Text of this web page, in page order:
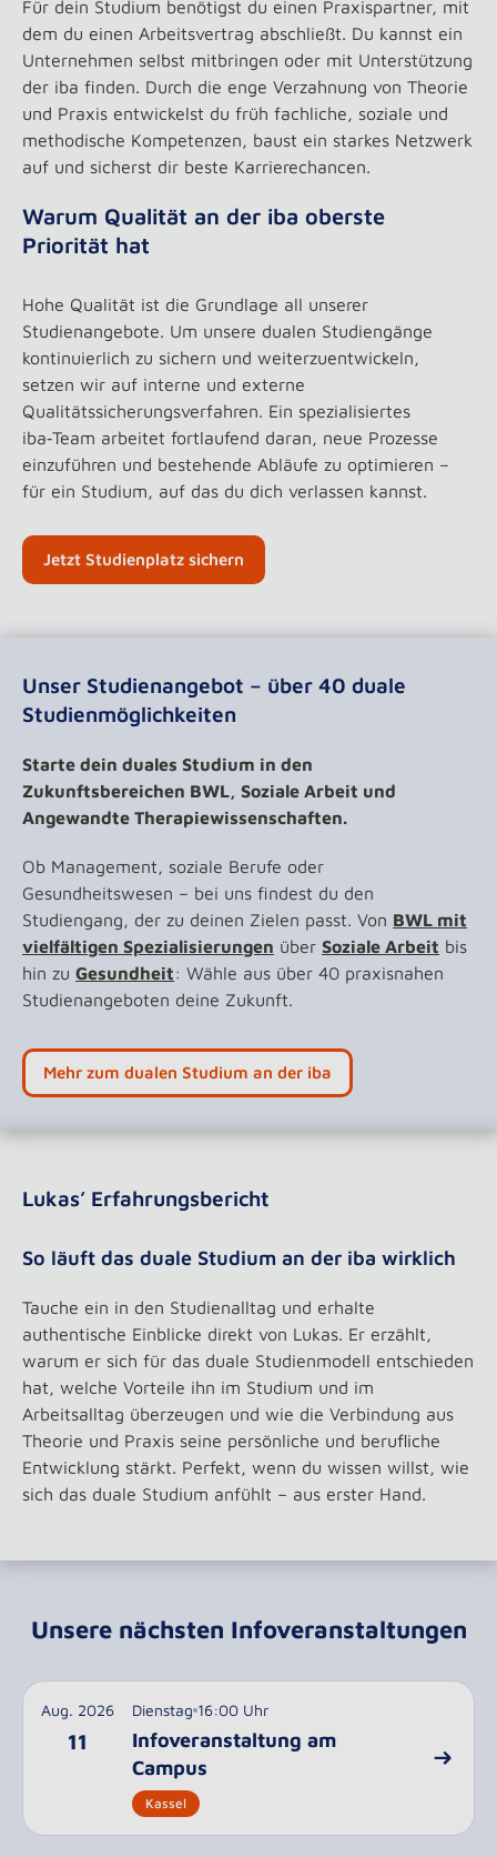
Für dein Studium benötigst du einen Praxispartner, mit
dem du einen Arbeitsvertrag abschließt. Du kannst ein
Unternehmen selbst mitbringen oder mit Unterstützung
der iba finden. Durch die enge Verzahnung von Theorie
und Praxis entwickelst du früh fachliche, soziale und
methodische Kompetenzen, baust ein starkes Netzwerk
auf und sicherst dir beste Karrierechancen.
Warum Qualität an der iba oberste
Priorität hat
Hohe Qualität ist die Grundlage all unserer
Studienangebote. Um unsere dualen Studiengänge
kontinuierlich zu sichern und weiterzuentwickeln,
setzen wir auf interne und externe
Qualitätssicherungsverfahren. Ein spezialisiertes
iba‑Team arbeitet fortlaufend daran, neue Prozesse
einzuführen und bestehende Abläufe zu optimieren –
für ein Studium, auf das du dich verlassen kannst.
Jetzt Studienplatz sichern
Unser Studienangebot – über 40 duale
Studienmöglichkeiten
Starte dein duales Studium in den
Zukunftsbereichen BWL, Soziale Arbeit und
Angewandte Therapiewissenschaften.
Ob Management, soziale Berufe oder
Gesundheitswesen – bei uns findest du den
Studiengang, der zu deinen Zielen passt. Von BWL mit
vielfältigen Spezialisierungen über Soziale Arbeit bis
hin zu Gesundheit: Wähle aus über 40 praxisnahen
Studienangeboten deine Zukunft.
Mehr zum dualen Studium an der iba
Lukas’ Erfahrungsbericht
So läuft das duale Studium an der iba wirklich
Tauche ein in den Studienalltag und erhalte
authentische Einblicke direkt von Lukas. Er erzählt,
warum er sich für das duale Studienmodell entschieden
hat, welche Vorteile ihn im Studium und im
Arbeitsalltag überzeugen und wie die Verbindung aus
Theorie und Praxis seine persönliche und berufliche
Entwicklung stärkt. Perfekt, wenn du wissen willst, wie
sich das duale Studium anfühlt – aus erster Hand.
Unsere nächsten Infoveranstaltungen
Aug. 2026
11
Dienstag 16:00 Uhr
Infoveranstaltung am
Campus
Kassel